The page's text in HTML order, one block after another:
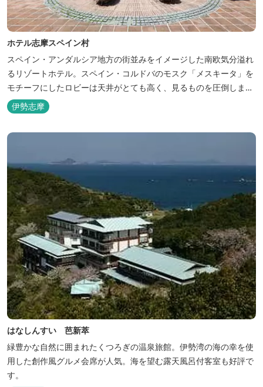
ホテル志摩スペイン村
スペイン・アンダルシア地方の街並みをイメージした南欧気分溢れ
るリゾートホテル。スペイン・コルドバのモスク「メスキータ」を
モチーフにしたロビーは天井がとても高く、見るものを圧倒しま
す。客室棟にある中庭もコルドバ、セビリア、グラナダの街を再現
しており、ホテル内を散策するだけでも異国感を満喫できます。 ス
ペインの雰囲気が溢れた客室やパークの夢の続きが見られるキャラ
伊勢志摩
はなしんすい 芭新萃
緑豊かな自然に囲まれたくつろぎの温泉旅館。伊勢湾の海の幸を使
用した創作風グルメ会席が人気。海を望む露天風呂付客室も好評で
す。